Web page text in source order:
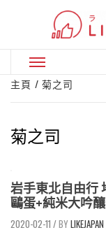
Primary
Menu
主頁 菊之司
菊之司
岩手東北自由行
鷗蛋+純米大吟釀
2020-02-11 /